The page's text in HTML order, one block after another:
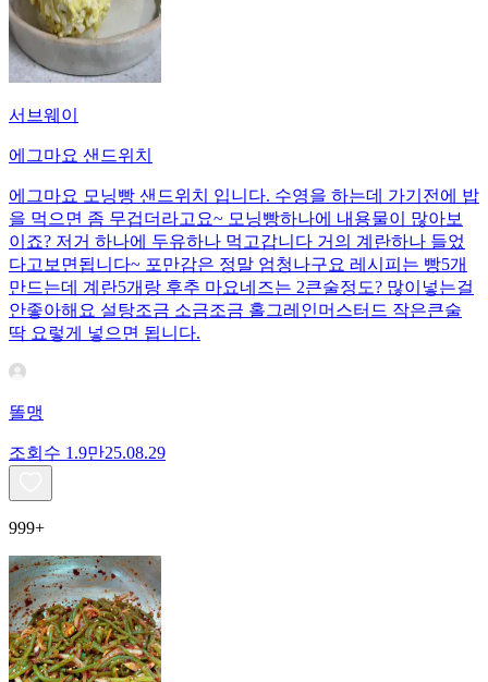
서브웨이
에그마요 샌드위치
에그마요 모닝빵 샌드위치 입니다. 수영을 하는데 가기전에 밥
을 먹으면 좀 무겁더라고요~ 모닝빵하나에 내용물이 많아보
이죠? 저거 하나에 두유하나 먹고갑니다 거의 계란하나 들었
다고보면됩니다~ 포만감은 정말 엄청나구요 레시피는 빵5개
만드는데 계란5개랑 후추 마요네즈는 2큰술정도? 많이넣는걸
안좋아해요 설탕조금 소금조금 홀그레인머스터드 작은큰술
딱 요렇게 넣으면 됩니다.
똘맹
조회수 1.9만25.08.29
999+